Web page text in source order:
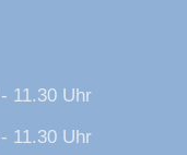
11.30 Uhr
11.30 Uhr